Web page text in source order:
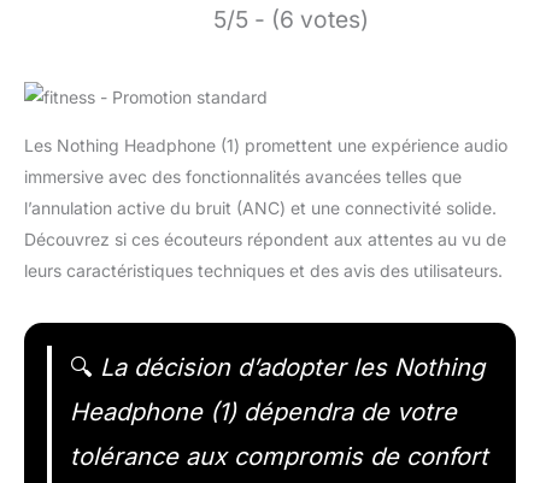
5/5 - (6 votes)
Les Nothing Headphone (1) promettent une expérience audio
immersive avec des fonctionnalités avancées telles que
l’annulation active du bruit (ANC) et une connectivité solide.
Découvrez si ces écouteurs répondent aux attentes au vu de
leurs caractéristiques techniques et des avis des utilisateurs.
🔍 La décision d’adopter les Nothing
Headphone (1) dépendra de votre
tolérance aux compromis de confort